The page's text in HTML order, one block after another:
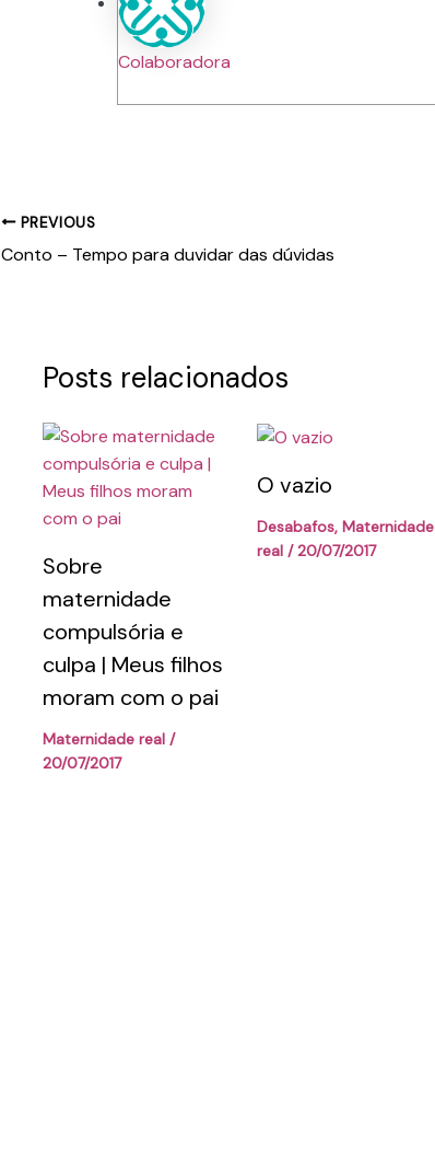
Colaboradora
PREVIOUS
Conto – Tempo para duvidar das dúvidas
Posts relacionados
Sobre
maternidade
compulsória e
culpa | Meus filhos
moram com o pai
Maternidade real /
20/07/2017
O vazio
Desabafos,Maternidade
real /20/07/2017